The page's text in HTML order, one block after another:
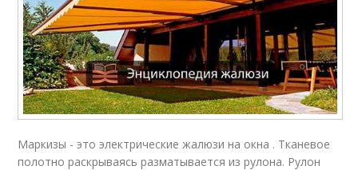
Маркизы - это электрические жалюзи на окна . Тканевое
полотно раскрываясь разматывается из рулона. Рулон